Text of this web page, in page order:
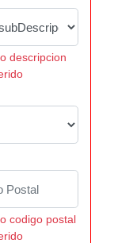
descripcion
codigo postal